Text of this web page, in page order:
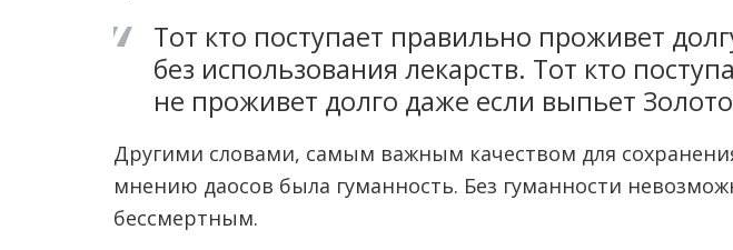
Тот кто поступает правильно проживет
без использования лекарств. Тот кто
не проживет долго даже если выпьет
Другими словами, самым важным качеством для
мнению даосов была гуманность. Без гуманности
бессмертным.